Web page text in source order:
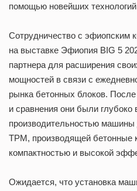
помощью новейших
Сотрудничество с эфиопским
на выставке Эфиопия BIG 5
партнера для расширения
мощностей в связи с
рынка бетонных блоков.
и сравнения они были
производительностью машины
TPM, производящей бетонные
компактностью и высокой
Ожидается, что установка